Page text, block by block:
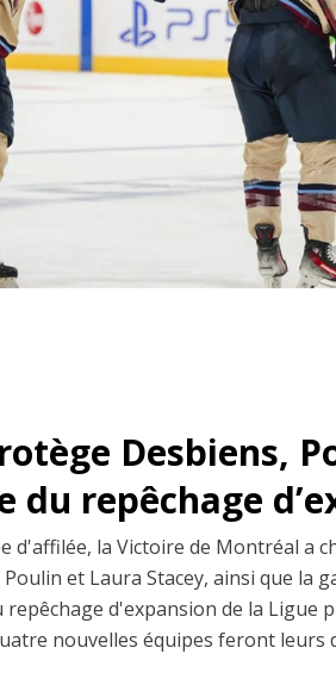
Desbiens,
du repêchage
d'affilée, la Victoire de Montréal a
et Laura Stacey, ainsi que la
d'expansion de la Ligue
nouvelles équipes feront leurs